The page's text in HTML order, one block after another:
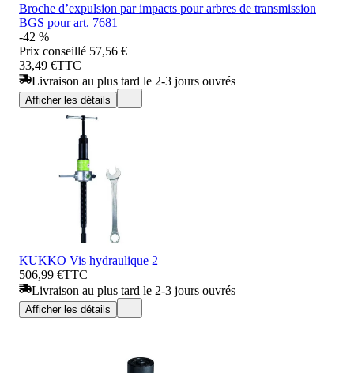
Broche d’expulsion par impacts pour arbres de transmission
BGS pour art. 7681
-42 %
Prix conseillé 57,56 €
33,49 €TTC
Livraison au plus tard le 2-3 jours ouvrés
Afficher les détails
KUKKO Vis hydraulique 2
506,99 €TTC
Livraison au plus tard le 2-3 jours ouvrés
Afficher les détails